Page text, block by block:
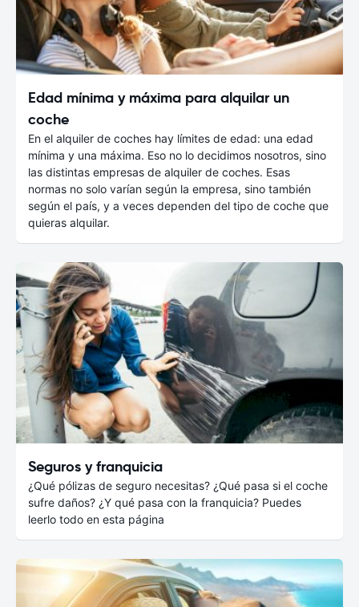
Edad mínima y máxima para alquilar un
coche
En el alquiler de coches hay límites de edad: una edad
mínima y una máxima. Eso no lo decidimos nosotros, sino
las distintas empresas de alquiler de coches. Esas
normas no solo varían según la empresa, sino también
según el país, y a veces dependen del tipo de coche que
quieras alquilar.
Seguros y franquicia
¿Qué pólizas de seguro necesitas? ¿Qué pasa si el coche
sufre daños? ¿Y qué pasa con la franquicia? Puedes
leerlo todo en esta página